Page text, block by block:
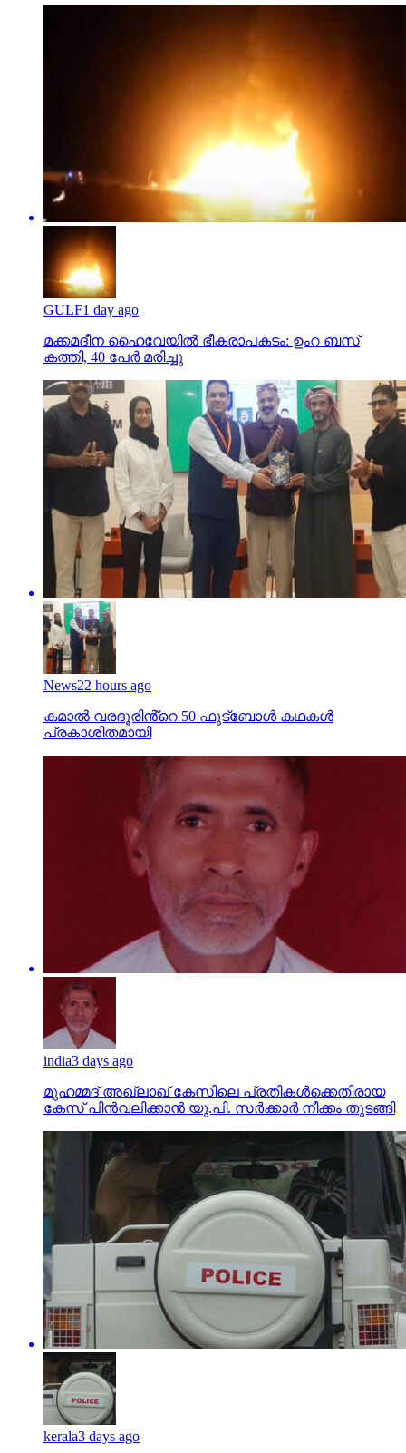
GULF1 day ago
മക്കമദീന ഹൈവേയില്‍ ഭീകരാപകടം: ഉംറ ബസ്
കത്തി, 40 പേര്‍ മരിച്ചു
News22 hours ago
കമാൽ വരദൂരിൻ്റെ 50 ഫുട്ബോൾ കഥകൾ
പ്രകാശിതമായി
india3 days ago
മുഹമ്മദ് അഖ്‌ലാഖ് കേസിലെ പ്രതികള്‍ക്കെതിരായ
കേസ് പിന്‍വലിക്കാന്‍ യു.പി. സര്‍ക്കാര്‍ നീക്കം തുടങ്ങി
kerala3 days ago